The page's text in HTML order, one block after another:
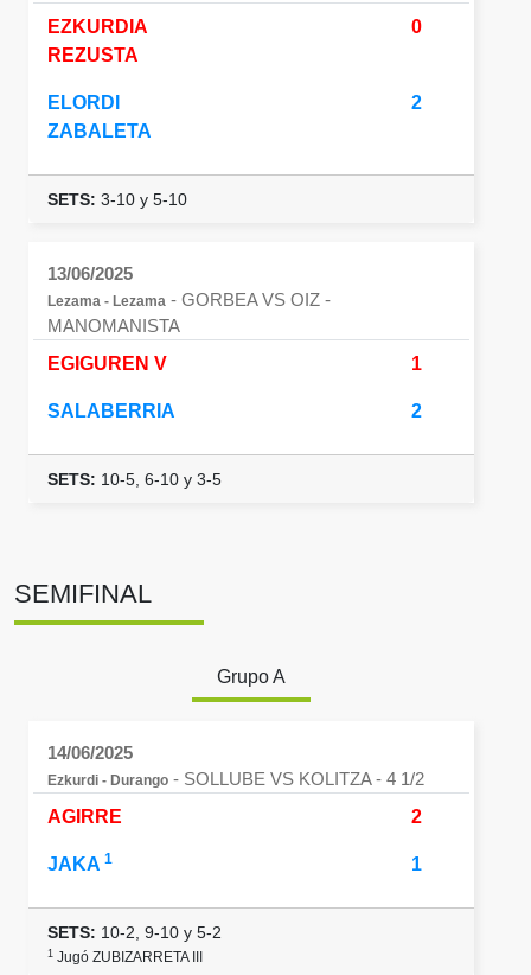
EZKURDIA
REZUSTA
0
ELORDI
ZABALETA
2
SETS: 3-10 y 5-10
13/06/2025
Lezama - Lezama - GORBEA VS OIZ -
MANOMANISTA
EGIGUREN V
1
SALABERRIA 2
SETS: 10-5, 6-10 y 3-5
SEMIFINAL
Grupo A
14/06/2025
Ezkurdi - Durango - SOLLUBE VS KOLITZA- 4 1/2
AGIRRE
2
JAKA 1 1
SETS: 10-2, 9-10 y 5-2
1 Jugó ZUBIZARRETA III